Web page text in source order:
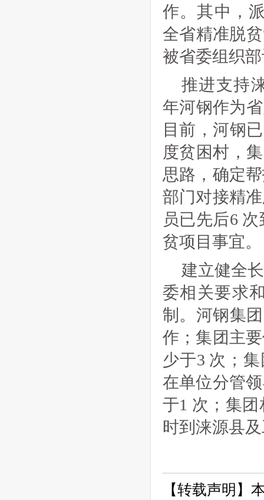
作。其中，
全省精准脱
被省委组织
推进支持
年河钢作为
目前，河钢
度贫困村，
思路，确定
部门对接精
员已先后6
贫项目事宜。
建立健全
委相关要求
制。河钢集
作；集团主
少于3 次；
在单位分管
于1 次；集
时到涞源县
【转载声明】